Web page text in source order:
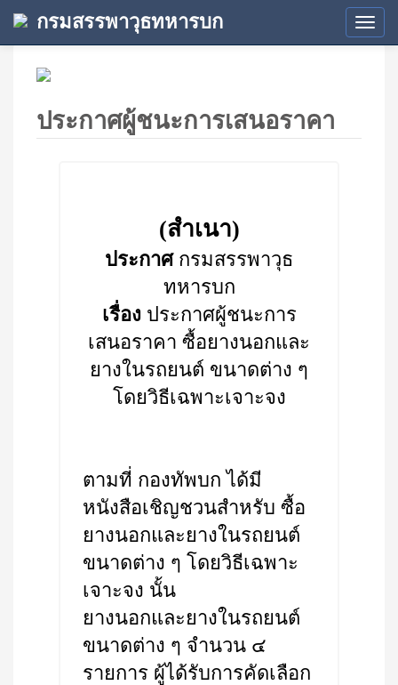
กรมสรรพาวุธทหารบก
ประกาศผู้ชนะการเสนอราคา
(สำเนา)
ประกาศกรมสรรพาวุธ
ทหารบก
เรื่อง ประกาศผู้ชนะการ
เสนอราคา ซื้อยางนอกและ
ยางในรถยนต์ ขนาดต่าง ๆ
โดยวิธีเฉพาะเจาะจง
ตามที่ กองทัพบก ได้มี
หนังสือเชิญชวนสำหรับ ซื้อ
ยางนอกและยางในรถยนต์
ขนาดต่าง ๆ โดยวิธีเฉพาะ
เจาะจง นั้น
ยางนอกและยางในรถยนต์
ขนาดต่าง ๆ จำนวน ๔
รายการ ผู้ได้รับการคัดเลือก